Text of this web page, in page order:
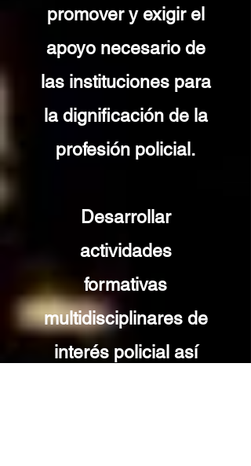
promover y exigir el
apoyo necesario de
las instituciones para
la dignificación de la
profesión policial.
Desarrollar
actividades
formativas
multidisciplinares de
interés policial así